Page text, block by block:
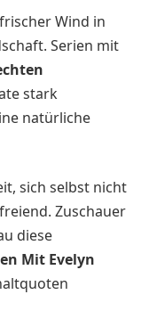
Wind in
Serien mit
stark
natürliche
sich selbst nicht
Zuschauer
diese
Mit Evelyn